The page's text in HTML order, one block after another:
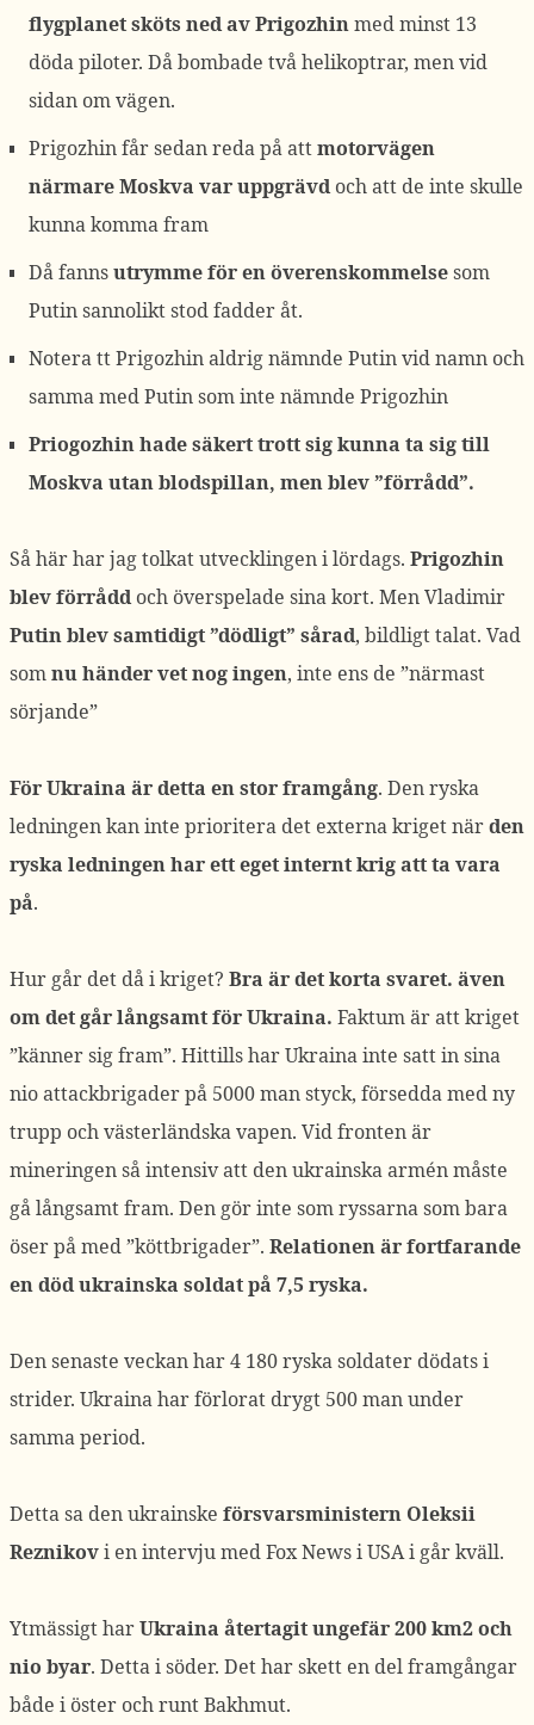
flygplanet sköts ned av Prigozhinmed minst 13
döda piloter. Då bombade två helikoptrar, men vid
sidan om vägen.
Prigozhin får sedan reda på attmotorvägen
närmare Moskva var uppgrävdoch att de inte skulle
kunna komma fram
Då fannsutrymme för en överenskommelsesom
Putin sannolikt stod fadder åt.
Notera tt Prigozhin aldrig nämnde Putin vid namn och
samma med Putin som inte nämnde Prigozhin
Priogozhin hade säkert trott sig kunna ta sig till
Moskva utan blodspillan, men blev ”förrådd”.
Så här har jag tolkat utvecklingen i lördags. Prigozhin
blev förråddoch överspelade sina kort. Men Vladimir
Putin blev samtidigt ”dödligt” sårad, bildligt talat. Vad
somnu händer vet nog ingen, inte ens de ”närmast
sörjande”
För Ukraina är detta en stor framgång. Den ryska
ledningen kan inte prioritera det externa kriget närden
ryska ledningen har ett eget internt krig att ta vara
på.
Hur går det då i kriget? Bra är det korta svaret. även
om det går långsamt för Ukraina. Faktum är att kriget
”känner sig fram”. Hittills har Ukraina inte satt in sina
nio attackbrigader på 5000 man styck, försedda med ny
trupp och västerländska vapen. Vid fronten är
mineringen så intensiv att den ukrainska armén måste
gå långsamt fram. Den gör inte som ryssarna som bara
öser på med ”köttbrigader”. Relationen är fortfarande
en död ukrainska soldat på 7,5 ryska.
Den senaste veckan har 4 180 ryska soldater dödats i
strider. Ukraina har förlorat drygt 500 man under
samma period.
Detta sa den ukrainske försvarsministern Oleksii
Reznikovi en intervju med Fox News i USA i går kväll.
Ytmässigt harUkraina återtagit ungefär 200 km2 och
nio byar. Detta i söder. Det har skett en del framgångar
både i öster och runt Bakhmut.